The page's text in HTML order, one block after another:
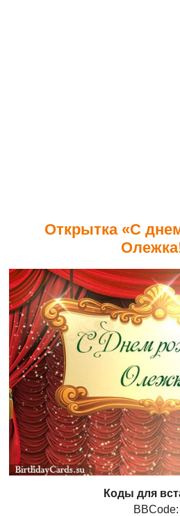
Открытка «С
Коды для
BBCode: